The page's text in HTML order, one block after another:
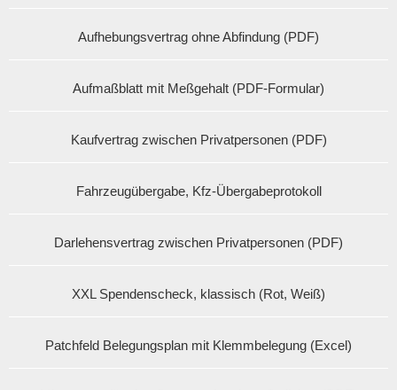
Aufhebungsvertrag ohne Abfindung (PDF)
Aufmaßblatt mit Meßgehalt (PDF-Formular)
Kaufvertrag zwischen Privatpersonen (PDF)
Fahrzeugübergabe, Kfz-Übergabeprotokoll
Darlehensvertrag zwischen Privatpersonen (PDF)
XXL Spendenscheck, klassisch (Rot, Weiß)
Patchfeld Belegungsplan mit Klemmbelegung (Excel)